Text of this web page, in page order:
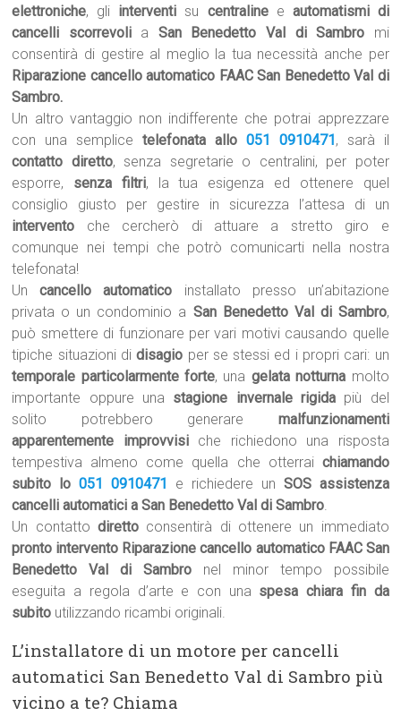
elettroniche, gli interventi su centralinee automatismi di
cancelli scorrevolia San Benedetto Val di Sambro mi
consentirà di gestire al meglio la tua necessità anche per
Riparazione cancello automatico FAAC San Benedetto Val di
Sambro.
Un altro vantaggio non indifferente che potrai apprezzare
con una semplicetelefonata allo 051 0910471 , sarà il
contatto diretto, senza segretarie o centralini, per poter
esporre, senza filtri, la tua esigenza ed ottenere quel
consiglio giusto per gestire in sicurezza l’attesa di un
intervento che cercherò di attuare a stretto giro e
comunque nei tempi che potrò comunicarti nella nostra
telefonata!
Uncancello automatico installato presso un’abitazione
privata o un condominio a San Benedetto Val di Sambro,
può smettere di funzionare per vari motivi causando quelle
tipiche situazioni didisagio per se stessi ed i propri cari: un
temporale particolarmente forte, una gelata notturna molto
importante oppure una stagione invernale rigidapiù del
solito potrebbero generare malfunzionamenti
apparentemente improvvisiche richiedono una risposta
tempestiva almeno come quella che otterrai chiamando
subito lo051 0910471 e richiedere un SOS assistenza
cancelli automatici a San Benedetto Val di Sambro.
Un contattodiretto consentirà di ottenere un immediato
pronto intervento Riparazione cancello automatico FAAC San
Benedetto Val di Sambro nel minor tempo possibile
eseguita a regola d’arte e con una spesa chiara fin da
subito utilizzando ricambi originali.
L’installatore di un motore per cancelli
automatici San Benedetto Val di Sambro più
vicino a te? Chiama